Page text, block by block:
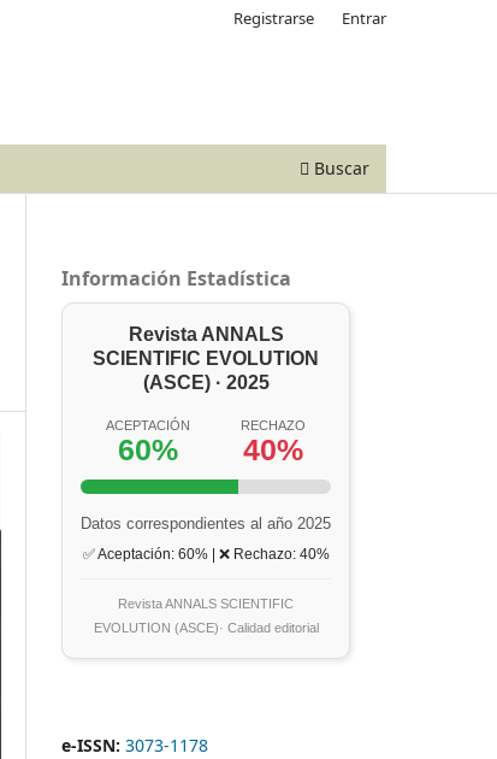
Buscar
Registrarse Entrar
Información Estadística
Revista ANNALS
SCIENTIFIC EVOLUTION
(ASCE) · 2025
ACEPTACIÓN
60%
RECHAZO
40%
Datos correspondientes al año 2025
✅ Aceptación: 60% | ❌ Rechazo: 40%
Revista ANNALS SCIENTIFIC
EVOLUTION (ASCE)· Calidad editorial
e-ISSN: 3073-1178